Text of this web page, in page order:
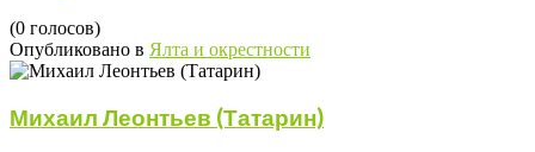
(0 голосов)
Опубликовано в Ялта и окрестности
Михаил Леонтьев (Татарин)